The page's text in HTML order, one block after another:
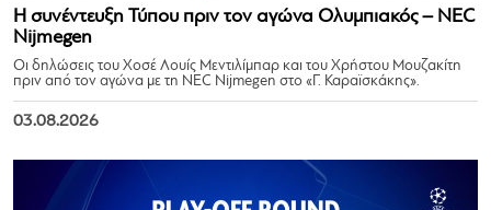
Η συνέντευξη Τύπου πριν τον αγώνα Ολυμπιακός – NEC
Nijmegen
Οι δηλώσεις του Χοσέ Λουίς Μεντιλίμπαρ και του Χρήστου Μουζακίτη
πριν από τον αγώνα με τη NEC Nijmegen στο «Γ. Καραϊσκάκης».
03.08.2026